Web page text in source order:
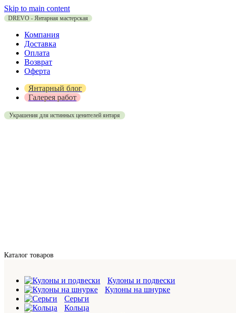
Skip to main content
DREVO - Янтарная мастерская
Компания
Доставка
Оплата
Возврат
Оферта
Янтарный блог
Галерея работ
Украшения для истинных ценителей янтаря
Каталог товаров
Кулоны и подвески
Кулоны на шнурке
Серьги
Кольца